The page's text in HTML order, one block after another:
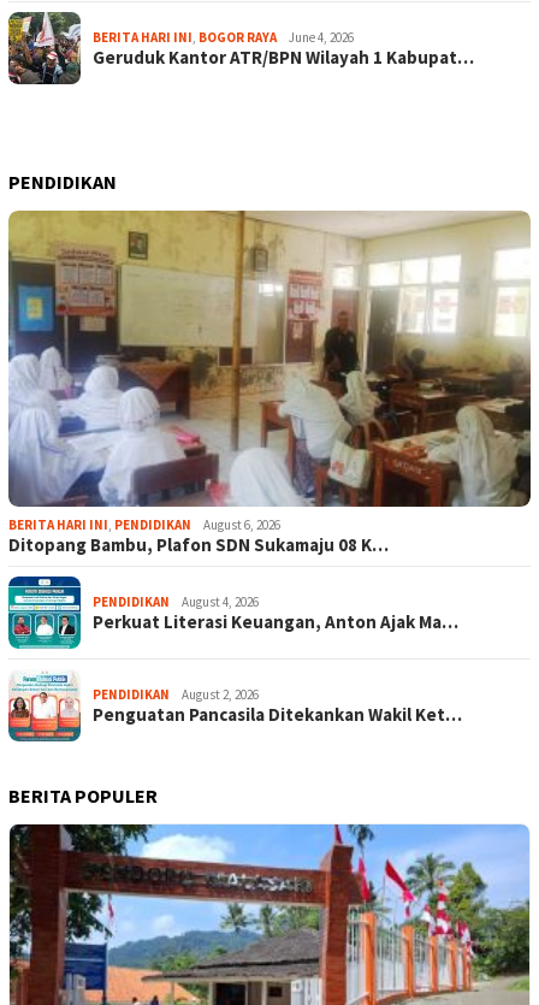
BERITA HARI INI, BOGOR RAYA June 4, 2026
Geruduk Kantor ATR/BPN Wilayah 1 Kabupat…
PENDIDIKAN
BERITA HARI INI, PENDIDIKAN August 6, 2026
Ditopang Bambu, Plafon SDN Sukamaju 08 K…
PENDIDIKAN August 4, 2026
Perkuat Literasi Keuangan, Anton Ajak Ma…
PENDIDIKAN August 2, 2026
Penguatan Pancasila Ditekankan Wakil Ket…
BERITA POPULER